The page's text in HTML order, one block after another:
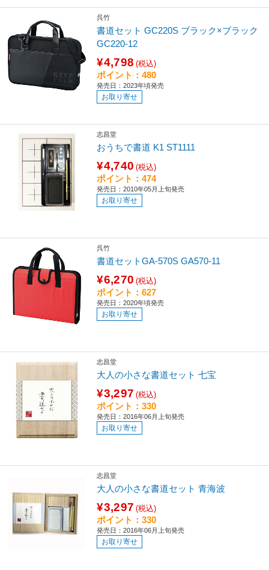
呉竹
書道セット GC220S ブラック×ブラック
GC220-12
¥4,798 (税込)
ポイント：480
発売日：2023年頃発売
お取り寄せ
志昌堂
おうちで書道 K1 ST1111
¥4,740 (税込)
ポイント：474
発売日：2010年05月上旬発売
お取り寄せ
呉竹
書道セットGA-570S GA570-11
¥6,270 (税込)
ポイント：627
発売日：2020年頃発売
お取り寄せ
志昌堂
大人の小さな書道セット 七宝
¥3,297 (税込)
ポイント：330
発売日：2016年06月上旬発売
お取り寄せ
志昌堂
大人の小さな書道セット 青海波
¥3,297 (税込)
ポイント：330
発売日：2016年06月上旬発売
お取り寄せ